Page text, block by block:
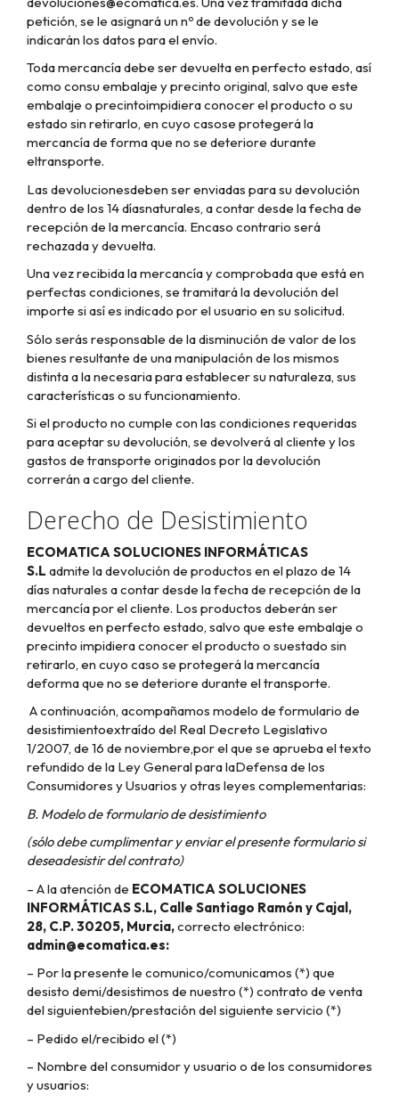
petición, se le asignará un nº de devolución y se le
indicarán los datos para el envío.
Toda mercancía debe ser devuelta en perfecto estado, así
como consu embalaje y precinto original, salvo que este
embalaje o precintoimpidiera conocer el producto o su
estado sin retirarlo, en cuyo casose protegerá la
mercancía de forma que no se deteriore durante
eltransporte.
Las devolucionesdeben ser enviadas para su devolución
dentro de los 14 díasnaturales, a contar desde la fecha de
recepción de la mercancía. Encaso contrario será
rechazada y devuelta.
Una vez recibida la mercancía y comprobada que está en
perfectas condiciones, se tramitará la devolución del
importe si así es indicado por el usuario en su solicitud.
Sólo serás responsable de la disminución de valor de los
bienes resultante de una manipulación de los mismos
distinta a la necesaria para establecer su naturaleza, sus
características o su funcionamiento.
Si el producto no cumple con las condiciones requeridas
para aceptar su devolución, se devolverá al cliente y los
gastos de transporte originados por la devolución
correrán a cargo del cliente.
Derecho de Desistimiento
ECOMATICA SOLUCIONES INFORMÁTICAS
S.L admite la devolución de productos en el plazo de 14
días naturales a contar desde la fecha de recepción de la
mercancía por el cliente. Los productos deberán ser
devueltos en perfecto estado, salvo que este embalaje o
precinto impidiera conocer el producto o suestado sin
retirarlo, en cuyo caso se protegerá la mercancía
deforma que no se deteriore durante el transporte.
A continuación, acompañamos modelo de formulario de
desistimientoextraído del Real Decreto Legislativo
1/2007, de 16 de noviembre,por el que se aprueba el texto
refundido de la Ley General para laDefensa de los
Consumidores y Usuarios y otras leyes complementarias:
B. Modelo de formulario de desistimiento
(sólo debe cumplimentar y enviar el presente formulario si
deseadesistir del contrato)
– A la atención de ECOMATICA SOLUCIONES
INFORMÁTICAS S.L, Calle Santiago Ramón y Cajal,
28, C.P. 30205, Murcia,correcto electrónico:
admin@ecomatica.es:
– Por la presente le comunico/comunicamos (*) que
desisto demi/desistimos de nuestro (*) contrato de venta
del siguientebien/prestación del siguiente servicio (*)
– Pedido el/recibido el (*)
– Nombre del consumidor y usuario o de los consumidores
y usuarios: